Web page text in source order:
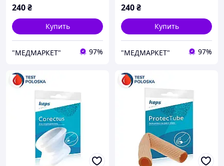
240₴
Купить
"МЕДМАРКЕТ" 97%
240₴
Купить
"МЕДМАРКЕТ" 97%